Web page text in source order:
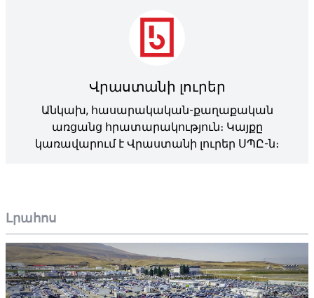
Լրահոս
Վրաստանի լուրեր
Անկախ, հասարակական-քաղաքական
առցանց հրատարակություն։ Կայքը
կառավարում է Վրաստանի լուրեր ՍՊԸ-ն։